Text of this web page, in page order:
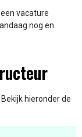
vacature
nog en
hieronder de